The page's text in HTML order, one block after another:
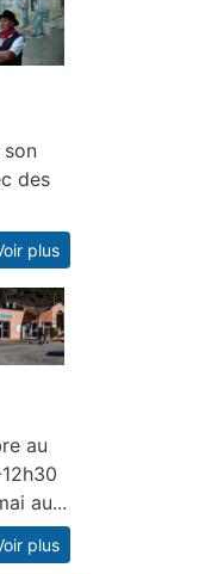
son
des
plus
au
au...
plus